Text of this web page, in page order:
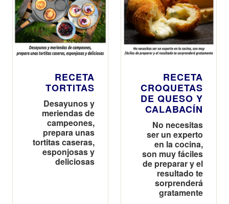
RECETA
TORTITAS
Desayunos y
meriendas de
campeones,
prepara unas
tortitas caseras,
esponjosas y
deliciosas
RECETA
CROQUETAS
DE QUESO Y
CALABACÍN
No necesitas
ser un experto
en la cocina,
son muy fáciles
de preparar y el
resultado te
sorprenderá
gratamente